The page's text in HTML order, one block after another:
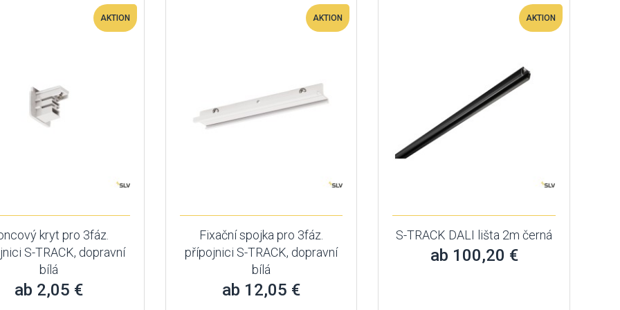
AKTION
kryt pro 3fáz.
S-TRACK, dopravní
bílá
ab 2,05 €
AKTION
Fixační spojka pro 3fáz.
přípojnici S-TRACK, dopravní
bílá
ab 12,05 €
AKTION
S-TRACK DALI lišta 2m černá
ab 100,20 €